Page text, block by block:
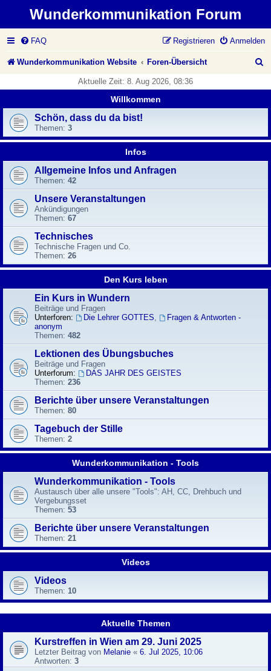
Wunderkommunikation Forum
FAQ Anmelden
Registrieren
Wunderkommunikation Website Foren-Übersicht
Aktuelle Zeit: 8. Aug 2026, 08:36
Willkommen
Schön, dass du da bist!
Themen: 3
Infos
Allgemeine Infos und Anfragen
Themen: 42
Unsere Veranstaltungen
Ankündigungen
Themen: 67
Technisches
Technische Fragen und Co.
Themen: 26
Den Kurs leben
Ein Kurs in Wundern
Beiträge und Fragen
Unterforen:
Die Lehrer GOTTES,
Fragen & Antworten -
anonym
Themen: 482
Lektionen des Übungsbuches
Beiträge und Fragen
Unterforum:
DAS JAHR DES GEISTES
Themen: 236
Berichte über unsere Veranstaltungen
Themen: 80
Tagebuch der Stille
Themen: 2
Wunderkommunikation - Tools
Wunderkommunikation - Tools
Austausch über alle unsere "Tools": AH, CC, Drehbuch und
Vergebungsset
Themen: 53
Berichte über unsere Veranstaltungen
Themen: 21
Videos
Videos
Themen: 10
Aktuelle Themen
Kurstreffen in Wien am 29. Juni 2025
Letzter Beitrag von Melanie « 6. Jul 2025, 10:06
Antworten: 3